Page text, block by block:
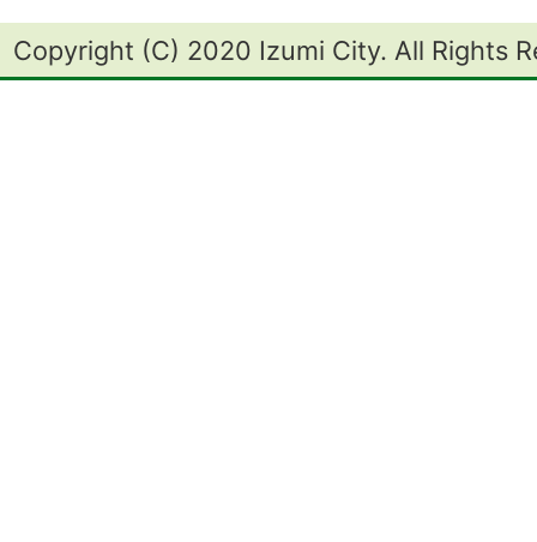
Copyright (C) 2020 Izumi City. All Rights